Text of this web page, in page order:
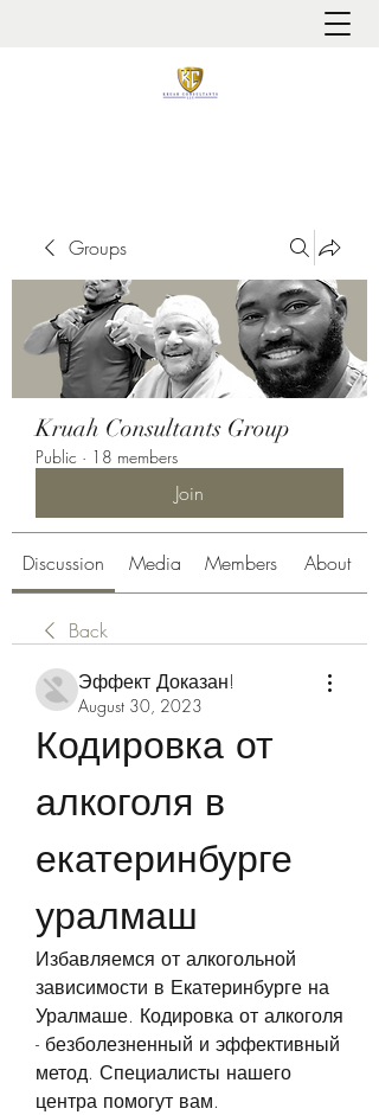
Groups
Kruah Consultants Group
Public · 18 members
Join
Discussion Media Members About
Back
Эффект Доказан!
August 30, 2023
Кодировка от
алкоголя в
екатеринбурге
уралмаш
Избавляемся от алкогольной
зависимости в Екатеринбурге на
Уралмаше. Кодировка от алкоголя
- безболезненный и эффективный
метод. Специалисты нашего
центра помогут вам.